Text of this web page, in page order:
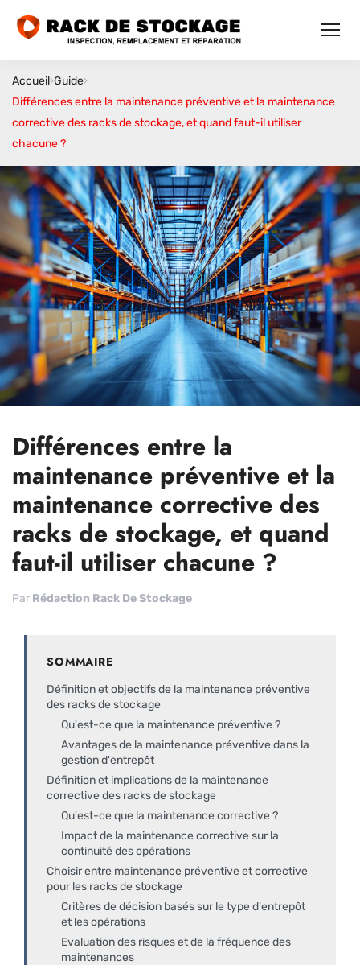
Accueil›Guide›
Différences entre la maintenance préventive et la maintenance
corrective des racks de stockage, et quand faut-il utiliser
chacune ?
Différences entre la
maintenance préventive et la
maintenance corrective des
racks de stockage, et quand
faut-il utiliser chacune ?
Par Rédaction Rack De Stockage
SOMMAIRE
Définition et objectifs de la maintenance préventive
des racks de stockage
Qu'est-ce que la maintenance préventive ?
Avantages de la maintenance préventive dans la
gestion d'entrepôt
Définition et implications de la maintenance
corrective des racks de stockage
Qu'est-ce que la maintenance corrective ?
Impact de la maintenance corrective sur la
continuité des opérations
Choisir entre maintenance préventive et corrective
pour les racks de stockage
Critères de décision basés sur le type d'entrepôt
et les opérations
Evaluation des risques et de la fréquence des
maintenances